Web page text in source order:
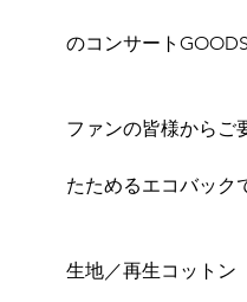
のコンサートGOODS
ファンの皆様からご
たためるエコバック
生地／再生コットン